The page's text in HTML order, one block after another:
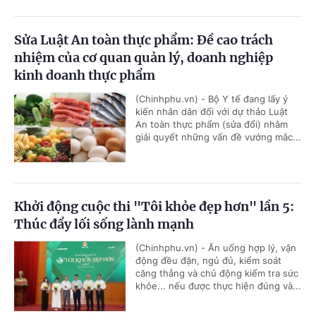
Sửa Luật An toàn thực phẩm: Đề cao trách
nhiệm của cơ quan quản lý, doanh nghiệp
kinh doanh thực phẩm
(Chinhphu.vn) - Bộ Y tế đang lấy ý
kiến nhân dân đối với dự thảo Luật
An toàn thực phẩm (sửa đổi) nhằm
giải quyết những vấn đề vướng mắc...
Khởi động cuộc thi "Tôi khỏe đẹp hơn" lần 5:
Thúc đẩy lối sống lành mạnh
(Chinhphu.vn) - Ăn uống hợp lý, vận
động đều đặn, ngủ đủ, kiểm soát
căng thẳng và chủ động kiểm tra sức
khỏe... nếu được thực hiện đúng và...